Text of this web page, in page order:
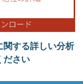
関する詳しい分析
ださい